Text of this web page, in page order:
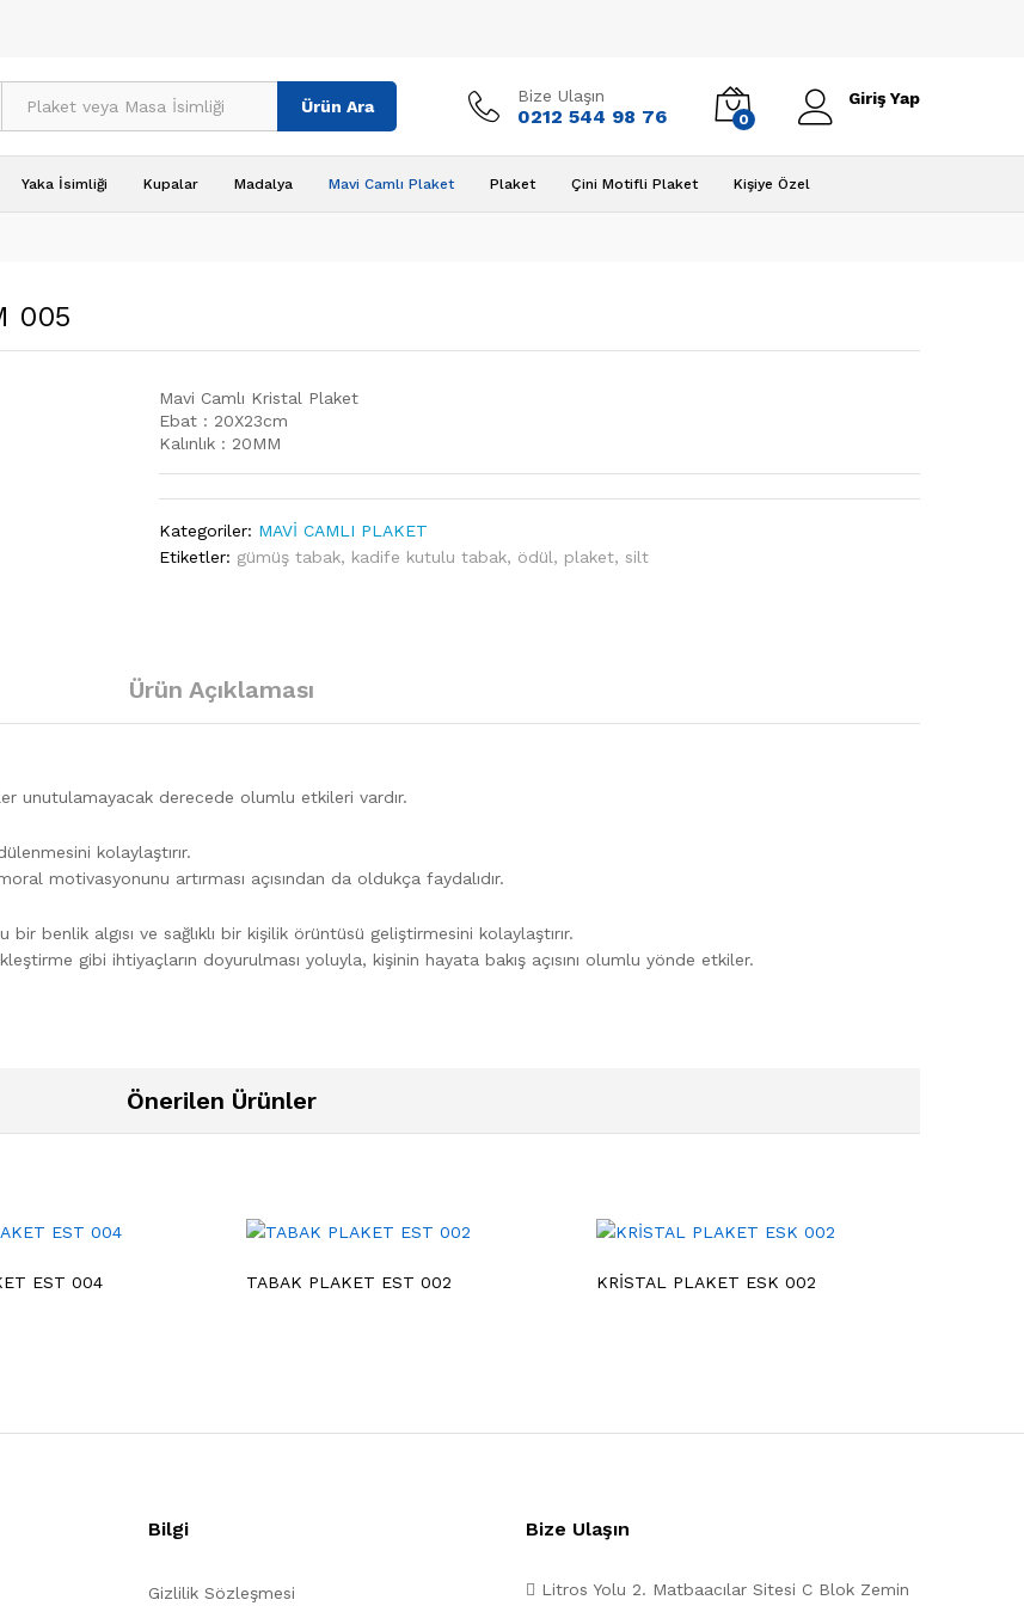
Ürün Ara
Bize Ulaşın
0212 544 98 76 0
Giriş Yap
Yaka İsimliği Kupalar Madalya Mavi Camlı Plaket Plaket Çini Motifli Plaket Kişiye Özel
005
Mavi Camlı Kristal Plaket
Ebat : 20X23cm
Kalınlık : 20MM
Kategoriler: MAVİ CAMLI PLAKET
Etiketler: gümüş tabak, kadife kutulu tabak, ödül, plaket,silt
Ürün Açıklaması
unutulamayacak derecede olumlu etkileri vardır.
kolaylaştırır.
motivasyonunu artırması açısından da oldukça faydalıdır.
benlik algısı ve sağlıklı bir kişilik örüntüsü geliştirmesini kolaylaştırır.
gibi ihtiyaçların doyurulması yoluyla, kişinin hayata bakış açısını olumlu yönde etkiler.
Önerilen Ürünler
EST 004 TABAK PLAKET EST 002 KRİSTAL PLAKET ESK 002
Bilgi
Gizlilik Sözleşmesi
Bize Ulaşın
Litros Yolu 2. Matbaacılar Sitesi C Blok Zemin